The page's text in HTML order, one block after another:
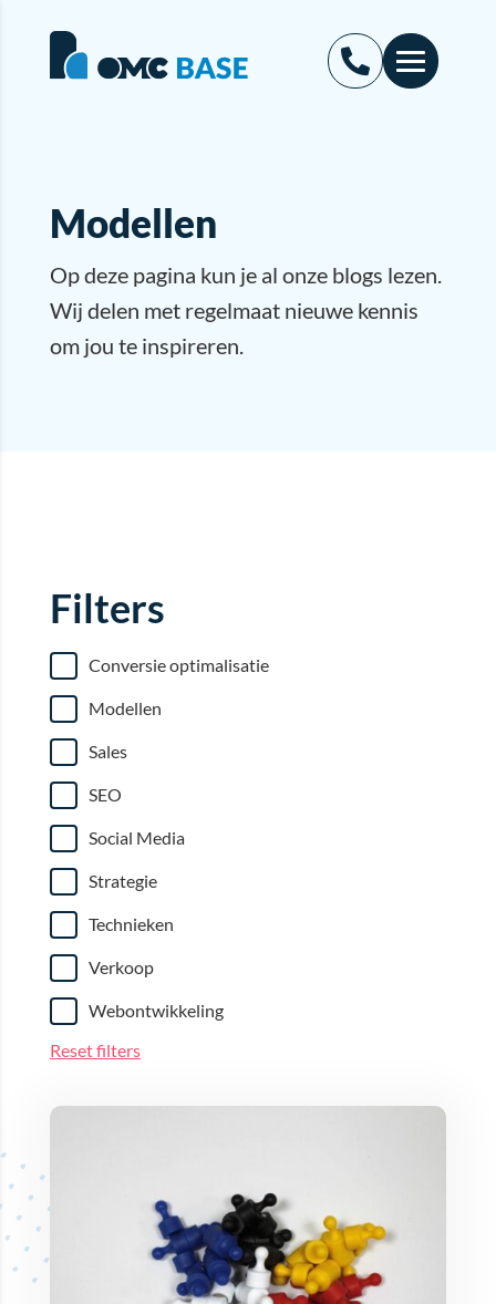
Modellen
Op deze pagina kun je al onze blogs lezen.
Wij delen met regelmaat nieuwe kennis
om jou te inspireren.
Filters
Conversie optimalisatie
Modellen
Sales
SEO
Social Media
Strategie
Technieken
Verkoop
Webontwikkeling
Reset filters